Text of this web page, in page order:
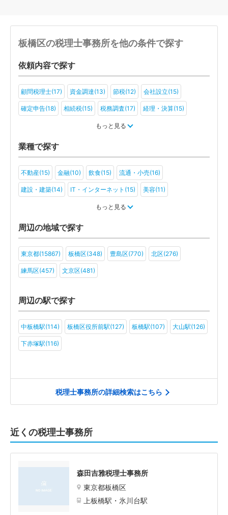
板橋区の税理士事務所を他の条件で探す
依頼内容で探す
顧問税理士(17) 資金調達(13) 節税(12) 会社設立(15)
確定申告(18) 相続税(15) 税務調査(17) 経理・決算(15)
もっと見る
業種で探す
不動産(15) 金融(10) 飲食(15) 流通・小売(16)
建設・建築(14) IT・インターネット(15) 美容(11)
教育(10) 医療・福祉(7)
旅行・ホテル(8) アミューズメント・レジャー(7)
社会福祉法人(5) 医療法人(7) ＮＰＯ法人(5) 学校法人(5)
一般社団法人(5) その他(7)
もっと見る
周辺の地域で探す
東京都(15867) 板橋区(348) 豊島区(770) 北区(276)
練馬区(457) 文京区(481)
周辺の駅で探す
中板橋駅(114) 板橋区役所前駅(127) 板橋駅(107) 大山駅(126)
下赤塚駅(116)
税理士事務所の詳細検索はこちら
近くの税理士事務所
森田吉雅税理士事務所
東京都板橋区
上板橋駅・氷川台駅